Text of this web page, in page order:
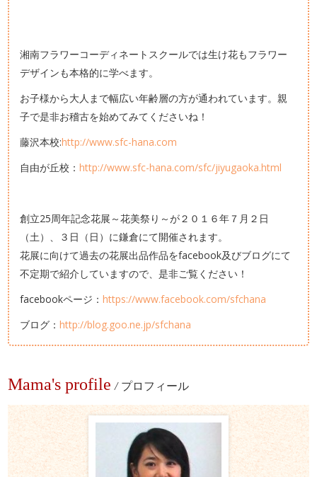
湘南フラワーコーディネートスクールでは生け花もフラワー
デザインも本格的に学べます。
お子様から大人まで幅広い年齢層の方が通われています。親
子で是非お稽古を始めてみてくださいね！
藤沢本校:http://www.sfc-hana.com
自由が丘校：http://www.sfc-hana.com/sfc/jiyugaoka.html
創立25周年記念花展～花美祭り～が２０１６年７月２日
（土）、３日（日）に鎌倉にて開催されます。
花展に向けて過去の花展出品作品をfacebook及びブログにて
不定期で紹介していますので、是非ご覧ください！
facebookページ：https://www.facebook.com/sfchana
ブログ：http://blog.goo.ne.jp/sfchana
Mama's profile / プロフィール